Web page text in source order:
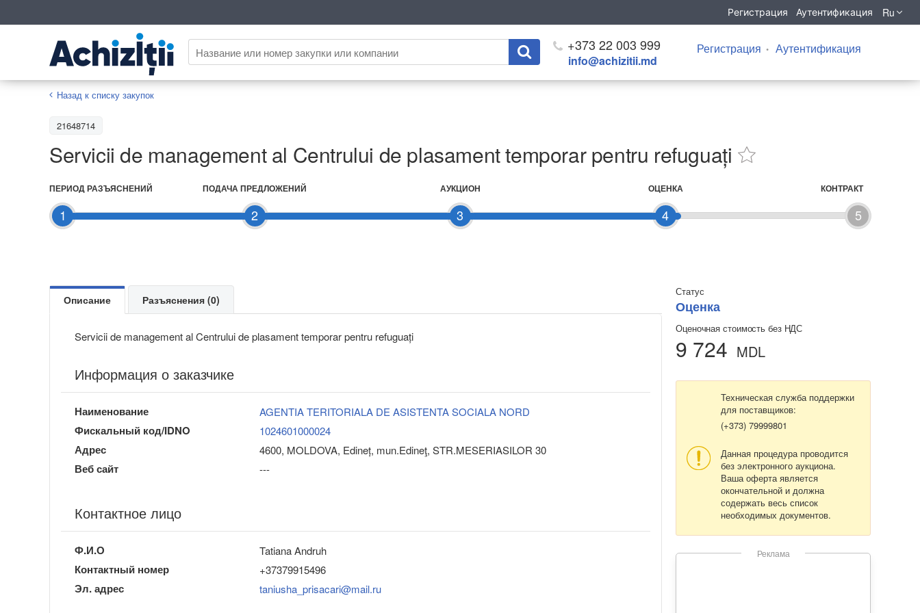
Регистрация Аутентификация Ru
+373 22 003 999
info@achizitii.md
Регистрация Аутентификация
Назад к списку закупок
21648714
Servicii de management al Centrului de plasament temporar pentru refuguați
1
ПЕРИОД РАЗЪЯСНЕНИЙ
2
ПОДАЧА ПРЕДЛОЖЕНИЙ
3
АУКЦИОН
4
ОЦЕНКА
5
КОНТРАКТ
Статус
Оценка
Оценочная стоимость без НДС
9 724 MDL
Техническая служба поддержки
для поставщиков:
(+373) 79999801
Данная процедура проводится
без электронного аукциона.
Ваша оферта является
окончательной и должна
содержать весь список
необходимых документов.
Реклама
Описание Разъяснения (0)
Servicii de management al Centrului de plasament temporar pentru refuguați
Информация о заказчике
Наименование AGENTIA TERITORIALA DE ASISTENTA SOCIALA NORD
Фискальный код/IDNO 1024601000024
Адрес 4600, MOLDOVA, Edineț, mun.Edineţ, STR.MESERIASILOR 30
Веб сайт ---
Контактное лицо
Ф.И.О Tatiana Andruh
Контактный номер +37379915496
Эл. адрес taniusha_prisacari@mail.ru